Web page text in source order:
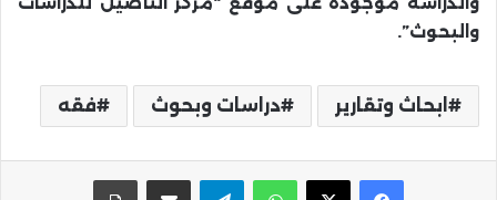
والبحوث”.
ابحاث وتقارير دراسات وبحوث فقه
واتساب تيلقرام مشاركة عبر البريد